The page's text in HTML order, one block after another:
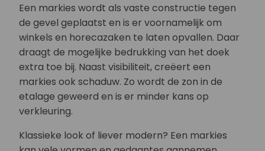
Een markies wordt als vaste constructie tegen
de gevel geplaatst en is er voornamelijk om
winkels en horecazaken te laten opvallen. Daar
draagt de mogelijke bedrukking van het doek
extra toe bij. Naast visibiliteit, creëert een
markies ook schaduw. Zo wordt de zon in de
etalage geweerd en is er minder kans op
verkleuring.
Klassieke look of liever modern? Een markies